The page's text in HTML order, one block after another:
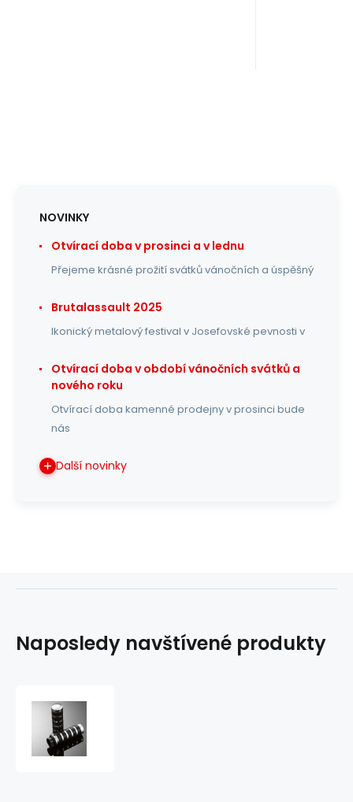
NOVINKY
Otvírací doba v prosinci a v lednu
Přejeme krásné prožití svátků vánočních a úspěšný
Brutalassault 2025
Ikonický metalový festival v Josefovské pevnosti v
Otvírací doba v období vánočních svátků a
nového roku
Otvírací doba kamenné prodejny v prosinci bude
nás
Další novinky
Naposledy navštívené produkty